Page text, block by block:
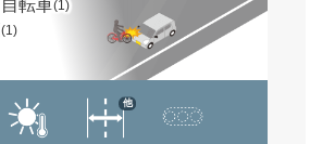
自転車(1)
(1)
他